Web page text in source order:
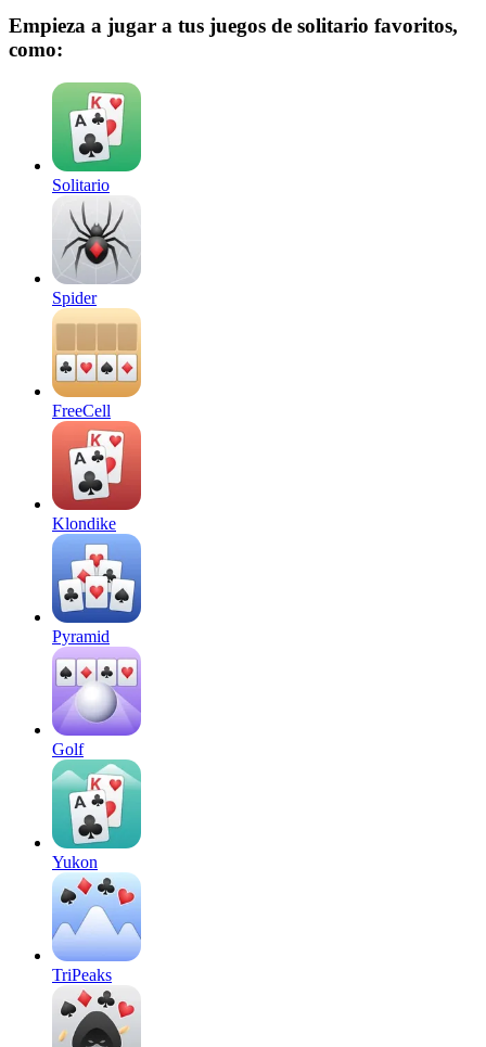
Empieza a jugar a tus juegos de solitario favoritos,
como:
Solitario
Spider
FreeCell
Klondike
Pyramid
Golf
Yukon
TriPeaks